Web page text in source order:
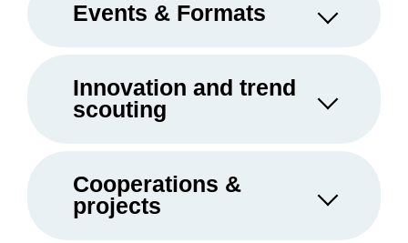
Events & Formats
Innovation and trend
scouting
Cooperations &
projects